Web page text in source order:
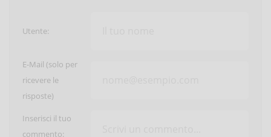
Utente:
E-Mail (solo per
ricevere le
risposte)
Inserisci il tuo
commento: